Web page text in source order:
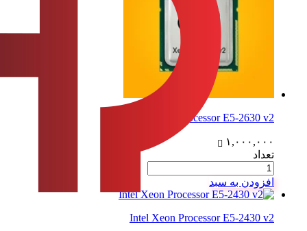
Intel Xeon Processor E5-2630 v2
۱,۰۰۰,۰۰۰
تعداد
افزودن به سبد
Intel Xeon Processor E5-2430 v2